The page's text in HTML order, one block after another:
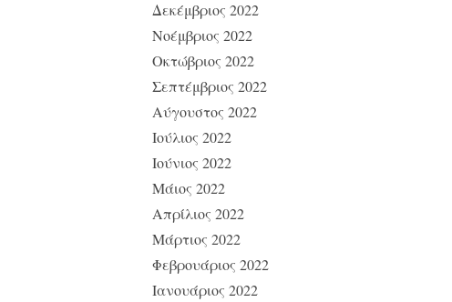
Δεκέμβριος 2022
Νοέμβριος 2022
Οκτώβριος 2022
Σεπτέμβριος 2022
Αύγουστος 2022
Ιούλιος 2022
Ιούνιος 2022
Μάιος 2022
Απρίλιος 2022
Μάρτιος 2022
Φεβρουάριος 2022
Ιανουάριος 2022